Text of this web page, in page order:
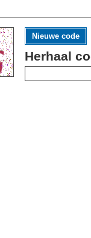
Nieuwe code
Herhaal